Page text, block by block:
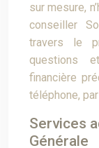
sur mesure,
conseiller
travers le
questions
financière
téléphone,
Services
Générale